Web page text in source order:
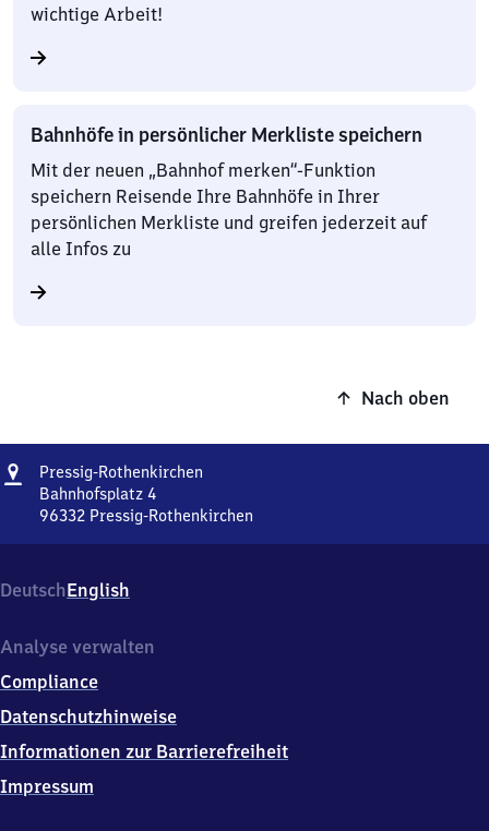
wichtige Arbeit!
Bahnhöfe in persönlicher Merkliste speichern
Mit der neuen „Bahnhof merken“-Funktion
speichern Reisende Ihre Bahnhöfe in Ihrer
persönlichen Merkliste und greifen jederzeit auf
alle Infos zu
Nach oben
Adresse
Pressig-Rothenkirchen
Bahnhofsplatz 4
96332 Pressig-Rothenkirchen
Bahnhofsplatz
4,
6
3
2
Rothenkirchen
DeutschEnglish
Analyse verwalten
Compliance
Datenschutzhinweise
Informationen zur Barrierefreiheit
Impressum